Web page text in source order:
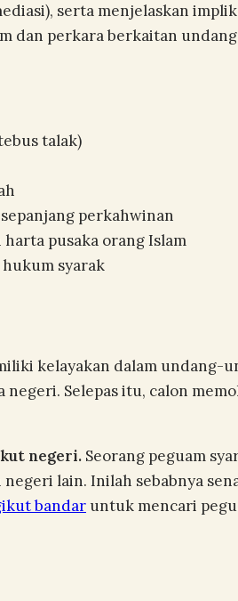
serta menjelaskan
dan perkara berkaitan
talak)
perkahwinan
pusaka orang Islam
syarak
kelayakan dalam undang-
Selepas itu, calon
negeri. Seorang peguam
lain. Inilah sebabnya
bandar untuk mencari